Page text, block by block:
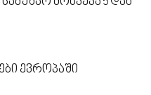
ევროპაში